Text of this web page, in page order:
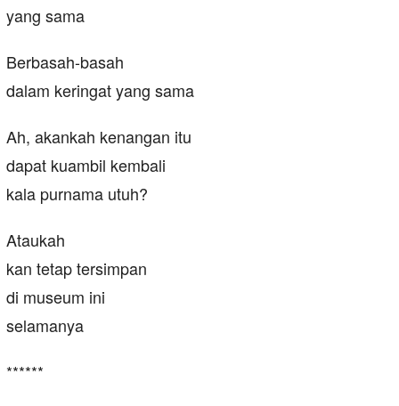
yang sama
Berbasah-basah
dalam keringat yang sama
Ah, akankah kenangan itu
dapat kuambil kembali
kala purnama utuh?
Ataukah
kan tetap tersimpan
di museum ini
selamanya
******